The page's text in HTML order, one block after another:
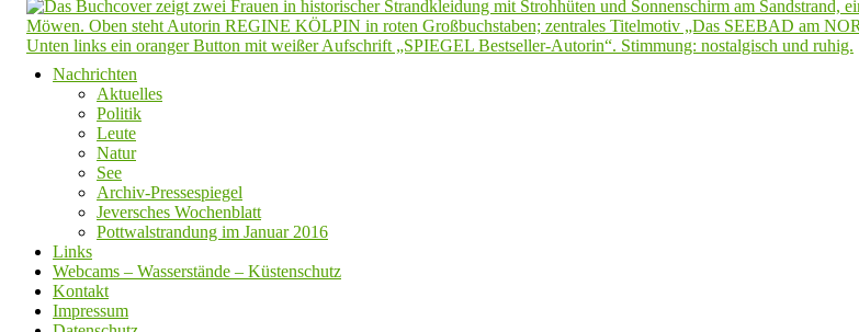
Nachrichten
Aktuelles
Politik
Leute
Natur
See
Archiv-Pressespiegel
Jeversches Wochenblatt
Pottwalstrandung im Januar 2016
Links
Webcams – Wasserstände – Küstenschutz
Kontakt
Impressum